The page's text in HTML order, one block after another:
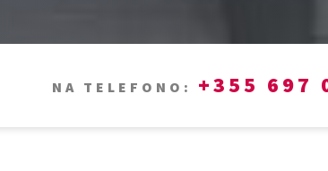
NA TELEFONO: +355 697